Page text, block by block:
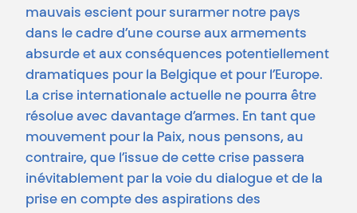
mauvais escient pour surarmer notre pays
dans le cadre d’une course aux armements
absurde et aux conséquences potentiellement
dramatiques pour la Belgique et pour l’Europe.
La crise internationale actuelle ne pourra être
résolue avec davantage d’armes. En tant que
mouvement pour la Paix, nous pensons, au
contraire, que l’issue de cette crise passera
inévitablement par la voie du dialogue et de la
prise en compte des aspirations des